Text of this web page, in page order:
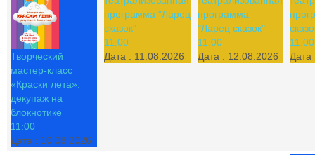
Творческий
мастер-класс
«Краски лета»:
декупаж на
блокнотике
11:00
Дата : 10.08.2026
программа "Ларец
сказок"
11:00
Дата : 11.08.2026
программа
"Ларец сказок"
11:00
Дата : 12.08.2026
11:00